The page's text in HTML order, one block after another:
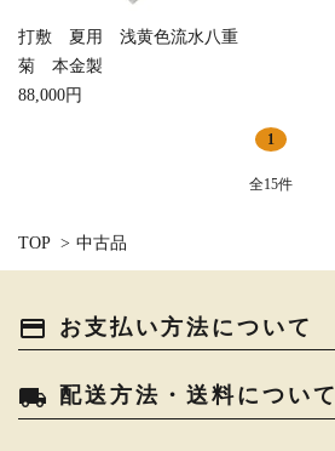
打敷 夏用 浅黄色流水八重
菊 本金製
88,000円
1
全15件
TOP > 中古品
payment お支払い方法について
local_shipping 配送方法・送料について